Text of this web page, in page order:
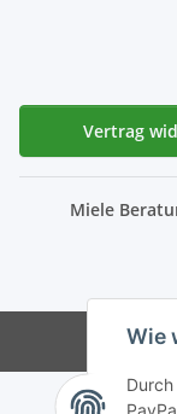
Wie
Vertrag
Miele